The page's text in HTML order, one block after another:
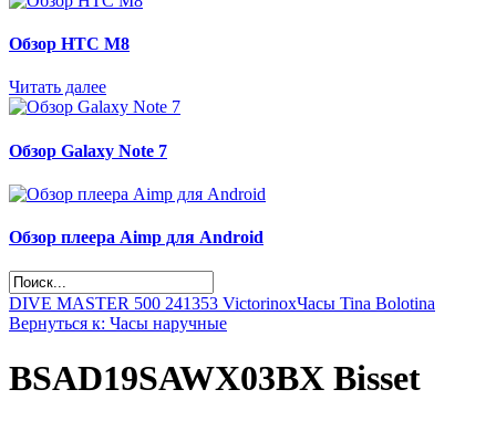
Обзор НТС М8
Читать далее
Обзор Galaxy Note 7
Обзор плеера Aimp для Android
DIVE MASTER 500 241353 VictorinoxЧасы Tina Bolotina
Вернуться к: Часы наручные
BSAD19SAWX03BX Bisset